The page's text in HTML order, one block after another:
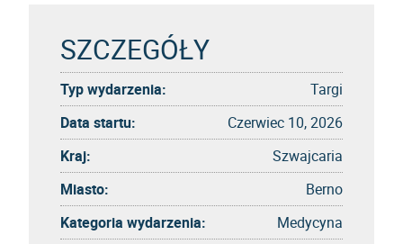
SZCZEGÓŁY
Typ wydarzenia:
Targi
Data startu:
Czerwiec 10, 2026
Kraj:
Szwajcaria
Miasto:
Berno
Kategoria wydarzenia:
Medycyna